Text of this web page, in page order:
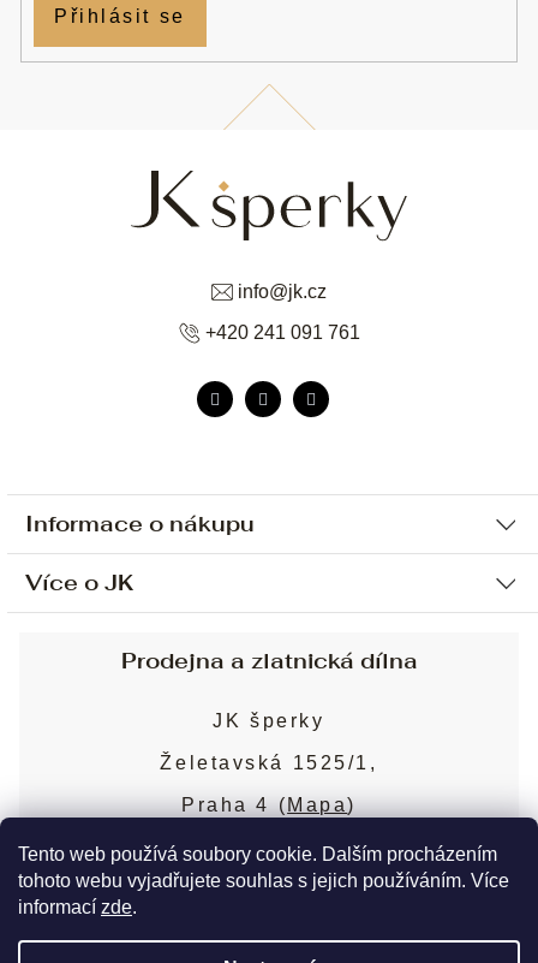
Tento web používá soubory cookie. Dalším procházením
tohoto webu vyjadřujete souhlas s jejich používáním. Více
informací zde.
Informace o nákupu
Ochrana osobních údajů
Sjednání osobní schůzky
Obchodní podmínky
Puncovní značky
Více o JK
Blog
Nejčastější dotazy
info@jk.cz
+420 241 091 761
Přihlásit se
Prodejna a zlatnická dílna
JK šperky
Želetavská 1525/1,
Praha 4 ( Mapa)
Více o prodejně
Copyright 2026JK šperky. Všechna práva